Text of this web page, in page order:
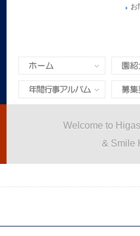
お
園紹介
年間行事&アルバム 募集要
Welcome to
& Smile